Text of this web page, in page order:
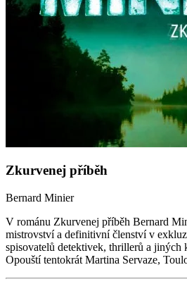
Zkurvenej příběh
Bernard Minier
V románu Zkurvenej příběh Bernard
mistrovství a definitivní členství v
spisovatelů detektivek, thrillerů a jiných
Opouští tentokrát Martina Servaze,